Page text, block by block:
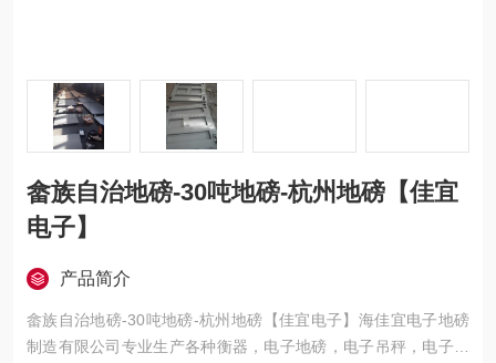
畲族自治地磅-30吨地磅-杭州地磅【佳宜
电子】
产品简介
畲族自治地磅-30吨地磅-杭州地磅【佳宜电子】海佳宜电子地磅
制造有限公司专业生产各种衡器，电子地磅，电子吊秤，电子叉